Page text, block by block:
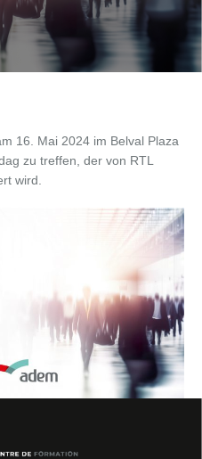
16. Mai 2024 im Belval Plaza
zu treffen, der von RTL
wird.